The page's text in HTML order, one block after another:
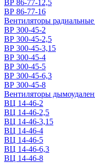
ВР 86-77-12,5
ВР 86-77-16
Вентиляторы радиальные
ВР 300-45-2
ВР 300-45-2,5
ВР 300-45-3,15
ВР 300-45-4
ВР 300-45-5
ВР 300-45-6,3
ВР 300-45-8
Вентиляторы
ВЦ 14-46-2
ВЦ 14-46-2,5
ВЦ 14-46-3,15
ВЦ 14-46-4
ВЦ 14-46-5
ВЦ 14-46-6,3
ВЦ 14-46-8